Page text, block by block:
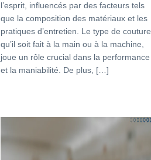
l’esprit, influencés par des facteurs tels
que la composition des matériaux et les
pratiques d’entretien. Le type de couture,
qu’il soit fait à la main ou à la machine,
joue un rôle crucial dans la performance
et la maniabilité. De plus, […]